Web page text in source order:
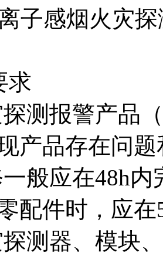
子感烟火灾
求
探测报警产品
产品存在问
一般应在48h
配件时，应
探测器、模块